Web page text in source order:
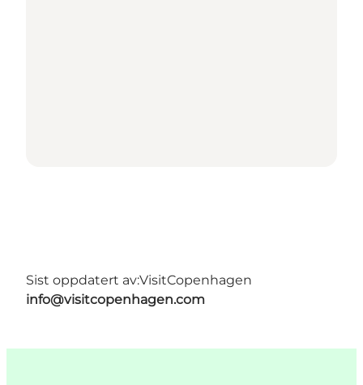
Sist oppdatert av:VisitCopenhagen
info@visitcopenhagen.com